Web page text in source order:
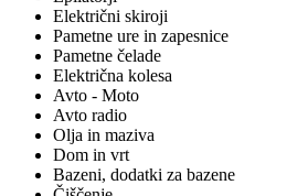
Električni skiroji
Pametne ure in zapesnice
Pametne čelade
Električna kolesa
Avto - Moto
Avto radio
Olja in maziva
Dom in vrt
Bazeni, dodatki za bazene